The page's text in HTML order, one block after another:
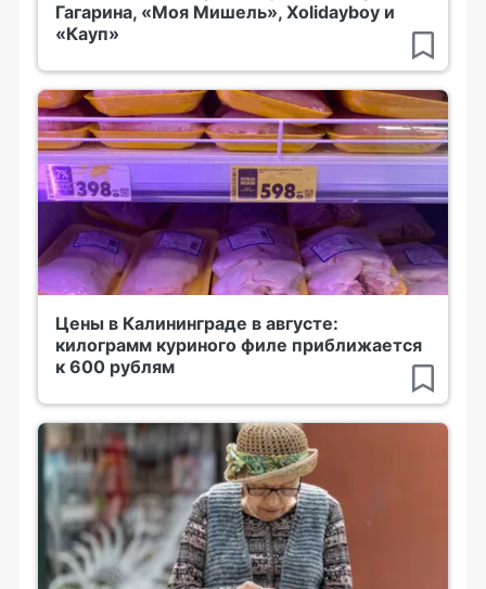
Гагарина, «Моя Мишель», Xolidayboy и
«Кауп»
Цены в Калининграде в августе:
килограмм куриного филе приближается
к 600 рублям